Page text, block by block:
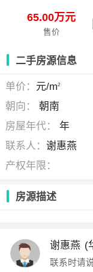
65.00万元
售价
二手房源信息
单价： 元/m2
朝向：
朝南
房屋年代：
年
联系人：谢惠燕
产权年限：
房源描述
谢惠燕 (
联系时请